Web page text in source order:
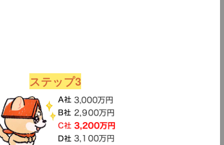
ステップ3